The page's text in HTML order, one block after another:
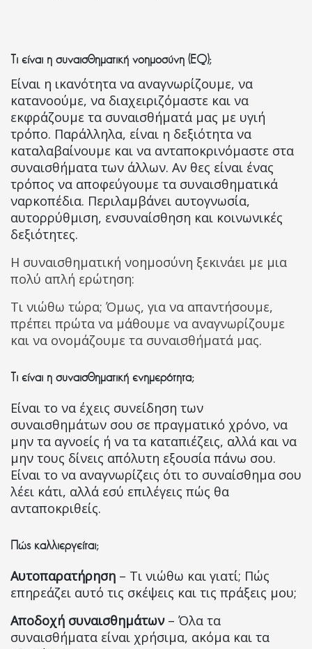
Τι είναι η συναισθηματική νοημοσύνη (EQ);
Είναι η ικανότητα να αναγνωρίζουμε, να
κατανοούμε, να διαχειριζόμαστε και να
εκφράζουμε τα συναισθήματά μας με υγιή
τρόπο. Παράλληλα, είναι η δεξιότητα να
καταλαβαίνουμε και να ανταποκρινόμαστε στα
συναισθήματα των άλλων. Αν θες είναι ένας
τρόπος να αποφεύγουμε τα συναισθηματικά
ναρκοπέδια. Περιλαμβάνει αυτογνωσία,
αυτορρύθμιση, ενσυναίσθηση και κοινωνικές
δεξιότητες.
Η συναισθηματική νοημοσύνη ξεκινάει με μια
πολύ απλή ερώτηση:
Τι νιώθω τώρα; Όμως, για να απαντήσουμε,
πρέπει πρώτα να μάθουμε να αναγνωρίζουμε
και να ονομάζουμε τα συναισθήματά μας.
Τι είναι η συναισθηματική ενημερότητα;
Είναι το να έχεις συνείδηση των
συναισθημάτων σου σε πραγματικό χρόνο, να
μην τα αγνοείς ή να τα καταπιέζεις, αλλά και να
μην τους δίνεις απόλυτη εξουσία πάνω σου.
Είναι το να αναγνωρίζεις ότι το συναίσθημα σου
λέει κάτι, αλλά εσύ επιλέγεις πώς θα
ανταποκριθείς.
Πώς καλλιεργείται;
Αυτοπαρατήρηση – Τι νιώθω και γιατί; Πώς
επηρεάζει αυτό τις σκέψεις και τις πράξεις μου;
Αποδοχή συναισθημάτων– Όλα τα
συναισθήματα είναι χρήσιμα, ακόμα και τα